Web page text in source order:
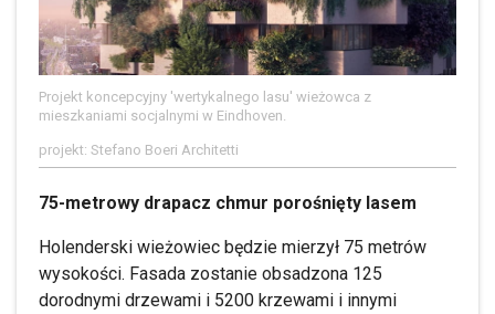
Projekt koncepcyjny 'wertykalnego lasu' wieżowca z
mieszkaniami socjalnymi w Eindhoven.
projekt: Stefano Boeri Architetti
75-metrowy drapacz chmur porośnięty lasem
Holenderski wieżowiec będzie mierzył 75 metrów
wysokości. Fasada zostanie obsadzona 125
dorodnymi drzewami i 5200 krzewami i innymi